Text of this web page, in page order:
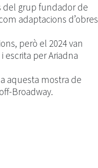
del grup fundador de
adaptacions d’obres
però el 2024 van
escrita per Ariadna
aquesta mostra de
Broadway.